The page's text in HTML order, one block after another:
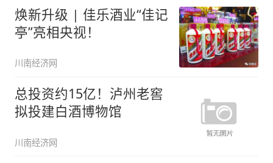
焕新升级 | 佳乐酒业“佳记
亭”亮相央视！
川南经济网
总投资约15亿！泸州老窖
拟投建白酒博物馆
川南经济网